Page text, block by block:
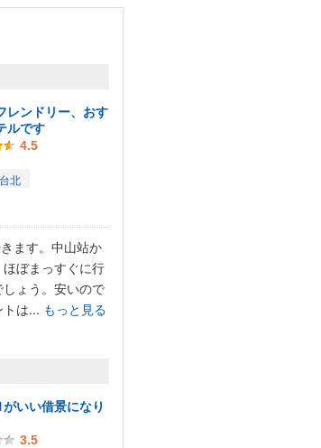
レンドリー、おす
ルです
4.5
台北
ます。中山站か
ぼまっすぐに行
ょう。安いので
は... もっと見る
いい借景になり
3.5